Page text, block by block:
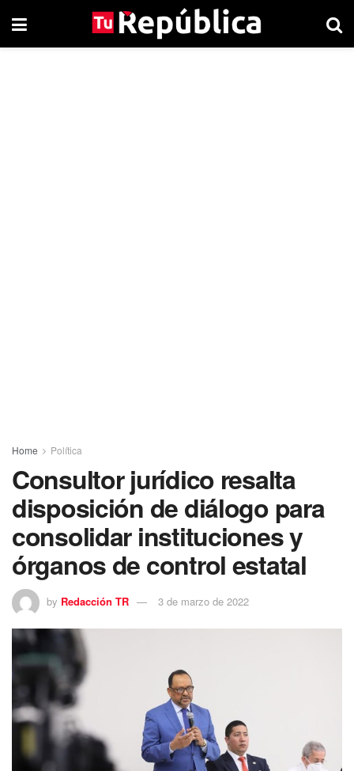
Home Política
Consultor jurídico resalta
disposición de diálogo para
consolidar instituciones y
órganos de control estatal
by Redacción TR 3 de marzo de 2022